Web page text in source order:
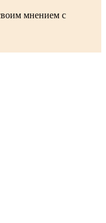
мнением с